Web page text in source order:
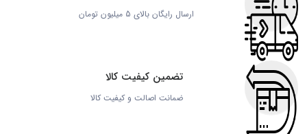
ارسال رایگان بالای 5 میلیون تومان
تضمین کیفیت کالا
ضمانت اصالت و کیفیت کالا